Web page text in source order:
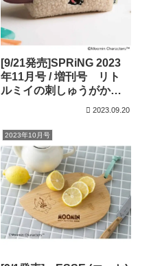
[9/21発売]SPRiNG 2023
年11月号 / 増刊号 リト
ルミイの刺しゅうがかわ
る！カード入れ付きお財
布クラッチバッグ
2023.09.20
2023年10月号